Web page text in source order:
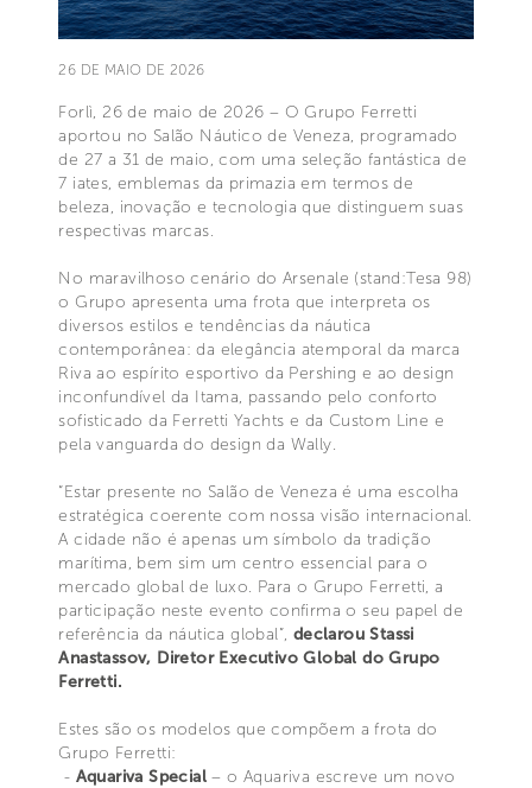
26 DE MAIO DE 2026
Forlì, 26 de maio de 2026 – O Grupo Ferretti
aportou no Salão Náutico de Veneza, programado
de 27 a 31 de maio, com uma seleção fantástica de
7 iates, emblemas da primazia em termos de
beleza, inovação e tecnologia que distinguem suas
respectivas marcas.
No maravilhoso cenário do Arsenale (stand:Tesa 98)
o Grupo apresenta uma frota que interpreta os
diversos estilos e tendências da náutica
contemporânea: da elegância atemporal da marca
Riva ao espírito esportivo da Pershing e ao design
inconfundível da Itama, passando pelo conforto
sofisticado da Ferretti Yachts e da Custom Line e
pela vanguarda do design da Wally.
“Estar presente no Salão de Veneza é uma escolha
estratégica coerente com nossa visão internacional.
A cidade não é apenas um símbolo da tradição
marítima, bem sim um centro essencial para o
mercado global de luxo. Para o Grupo Ferretti, a
participação neste evento confirma o seu papel de
referência da náutica global”, declarou Stassi
Anastassov, Diretor Executivo Global do Grupo
Ferretti.
Estes são os modelos que compõem a frota do
Grupo Ferretti:
- Aquariva Special– o Aquariva escreve um novo